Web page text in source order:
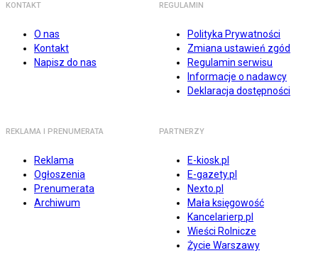
KONTAKT
O nas
Kontakt
Napisz do nas
REGULAMIN
Polityka Prywatności
Zmiana ustawień zgód
Regulamin serwisu
Informacje o nadawcy
Deklaracja dostępności
REKLAMA I PRENUMERATA
Reklama
Ogłoszenia
Prenumerata
Archiwum
PARTNERZY
E-kiosk.pl
E-gazety.pl
Nexto.pl
Mała księgowość
Kancelarierp.pl
Wieści Rolnicze
Życie Warszawy